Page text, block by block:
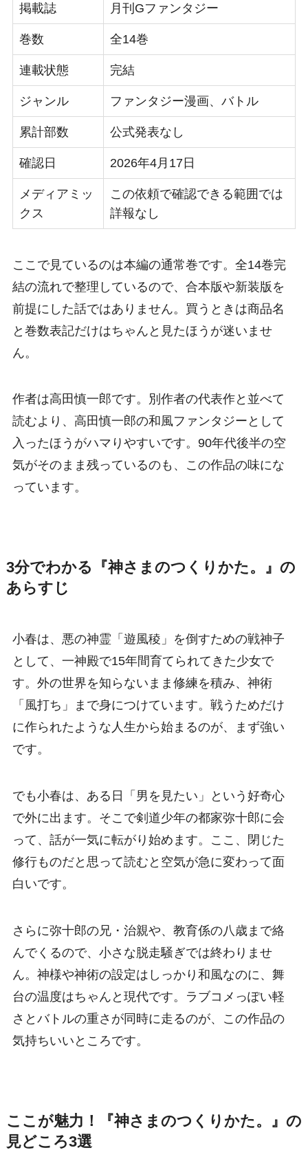
掲載誌 月刊Gファンタジー
巻数 全14巻
連載状態 完結
ジャンル ファンタジー漫画、バトル
累計部数 公式発表なし
確認日 2026年4月17日
メディアミッ
クス
この依頼で確認できる範囲では
詳報なし
ここで見ているのは本編の通常巻です。全14巻完
結の流れで整理しているので、合本版や新装版を
前提にした話ではありません。買うときは商品名
と巻数表記だけはちゃんと見たほうが迷いませ
ん。
作者は高田慎一郎です。別作者の代表作と並べて
読むより、高田慎一郎の和風ファンタジーとして
入ったほうがハマりやすいです。90年代後半の空
気がそのまま残っているのも、この作品の味にな
っています。
3分でわかる『神さまのつくりかた。』の
あらすじ
小春は、悪の神霊「遊風稜」を倒すための戦神子
として、一神殿で15年間育てられてきた少女で
す。外の世界を知らないまま修練を積み、神術
「風打ち」まで身につけています。戦うためだけ
に作られたような人生から始まるのが、まず強い
です。
でも小春は、ある日「男を見たい」という好奇心
で外に出ます。そこで剣道少年の都家弥十郎に会
って、話が一気に転がり始めます。ここ、閉じた
修行ものだと思って読むと空気が急に変わって面
白いです。
さらに弥十郎の兄・治親や、教育係の八歳まで絡
んでくるので、小さな脱走騒ぎでは終わりませ
ん。神様や神術の設定はしっかり和風なのに、舞
台の温度はちゃんと現代です。ラブコメっぽい軽
さとバトルの重さが同時に走るのが、この作品の
気持ちいいところです。
ここが魅力！『神さまのつくりかた。』の
見どころ3選